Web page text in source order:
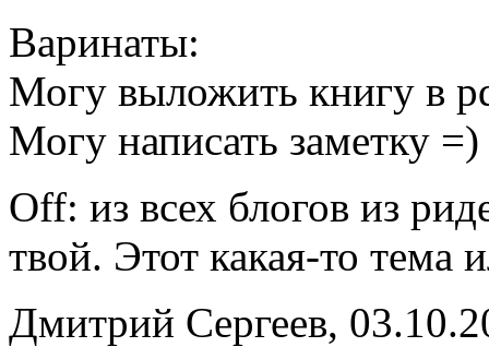
Варинаты:
Могу выложить книгу в
Могу написать заметку
Off: из всех блогов из
твой. Этот какая-то тема
Дмитрий Сергеев,